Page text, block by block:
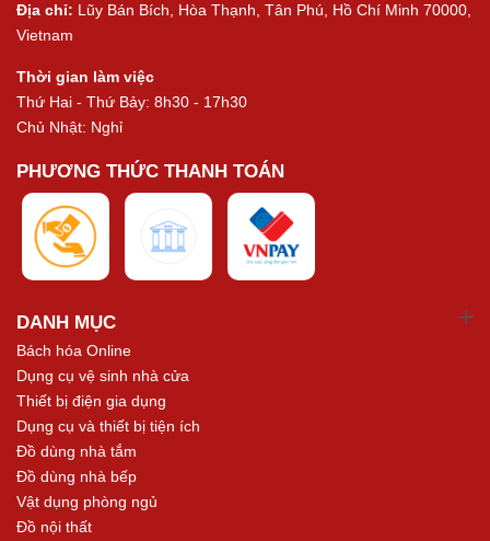
Địa chỉ: Lũy Bán Bích, Hòa Thạnh, Tân Phú, Hồ Chí Minh 70000,
Vietnam
Thời gian làm việc
Thứ Hai - Thứ Bảy: 8h30 - 17h30
Chủ Nhật: Nghỉ
PHƯƠNG THỨC THANH TOÁN
DANH MỤC
Bách hóa Online
Dụng cụ vệ sinh nhà cửa
Thiết bị điện gia dụng
Dụng cụ và thiết bị tiện ích
Đồ dùng nhà tắm
Đồ dùng nhà bếp
Vật dụng phòng ngủ
Đồ nội thất